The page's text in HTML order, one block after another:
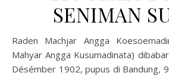
SENIMAN
Raden Machjar Angga Koesoemadinata (dibaca Raden
Mahyar Angga Kusumadinata)
Désémber 1902, pupus di Bandung,